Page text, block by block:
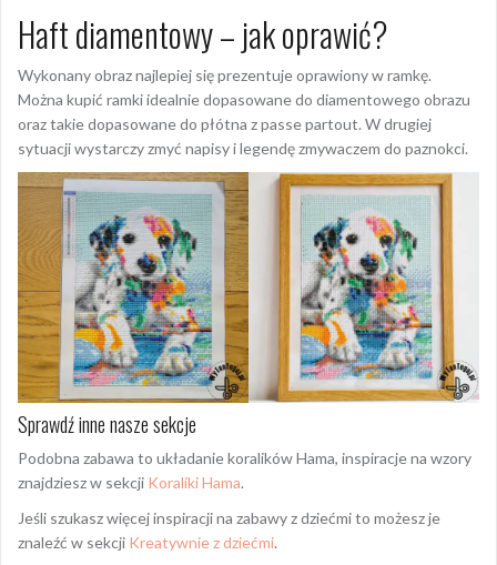
Haft diamentowy – jak oprawić?
Wykonany obraz najlepiej się prezentuje oprawiony w ramkę.
Można kupić ramki idealnie dopasowane do diamentowego obrazu
oraz takie dopasowane do płótna z passe partout. W drugiej
sytuacji wystarczy zmyć napisy i legendę zmywaczem do paznokci.
Sprawdź inne nasze sekcje
Podobna zabawa to układanie koralików Hama, inspiracje na wzory
znajdziesz w sekcji Koraliki Hama.
Jeśli szukasz więcej inspiracji na zabawy z dziećmi to możesz je
znaleźć w sekcji Kreatywnie z dziećmi.